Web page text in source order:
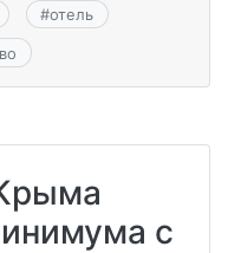
#отель
с